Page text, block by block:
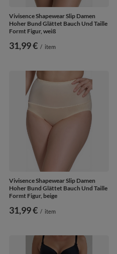
Vivisence Shapewear Slip Damen
Hoher Bund Glättet Bauch Und Taille
Formt Figur, weiß
31,99 € / item
Vivisence Shapewear Slip Damen
Hoher Bund Glättet Bauch Und Taille
Formt Figur, beige
31,99 € / item